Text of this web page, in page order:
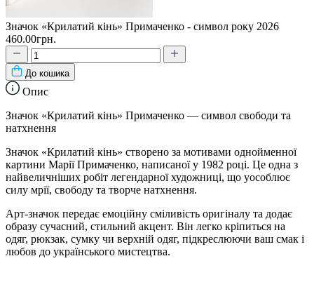
Значок «Крилатий кінь» Примаченко - символ року 2026
460.00грн.
До кошика
Опис
Значок «Крилатий кінь» Примаченко — символ свободи та
натхнення
Значок «Крилатий кінь» створено за мотивами однойменної
картини Марії Примаченко, написаної у 1982 році. Це одна з
найвеличніших робіт легендарної художниці, що уособлює
силу мрії, свободу та творче натхнення.
Арт-значок передає емоційну сміливість оригіналу та додає
образу сучасний, стильний акцент. Він легко кріпиться на
одяг, рюкзак, сумку чи верхній одяг, підкреслюючи ваш смак і
любов до українського мистецтва.